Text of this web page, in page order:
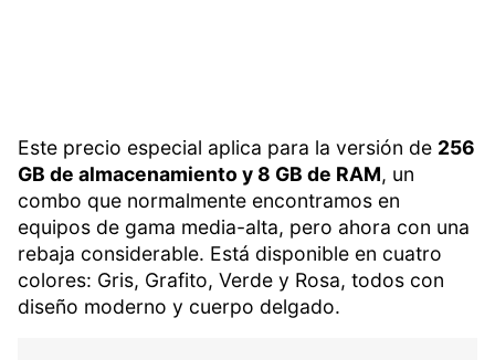
Este precio especial aplica para la versión de 256
GB de almacenamiento y 8 GB de RAM, un
combo que normalmente encontramos en
equipos de gama media-alta, pero ahora con una
rebaja considerable. Está disponible en cuatro
colores: Gris, Grafito, Verde y Rosa, todos con
diseño moderno y cuerpo delgado.